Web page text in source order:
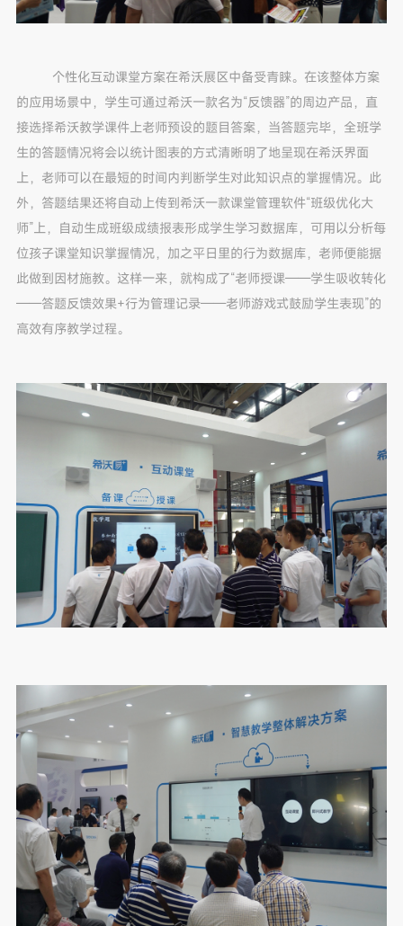
个性化互动课堂方案在希沃展区中备受青睐。在该整体方案
的应用场景中，学生可通过希沃一款名为“反馈器”的周边产品，直
接选择希沃教学课件上老师预设的题目答案，当答题完毕，全班学
生的答题情况将会以统计图表的方式清晰明了地呈现在希沃界面
上，老师可以在最短的时间内判断学生对此知识点的掌握情况。此
外，答题结果还将自动上传到希沃一款课堂管理软件“班级优化大
师”上，自动生成班级成绩报表形成学生学习数据库，可用以分析每
位孩子课堂知识掌握情况，加之平日里的行为数据库，老师便能据
此做到因材施教。这样一来，就构成了“老师授课——学生吸收转化
——答题反馈效果+行为管理记录——老师游戏式鼓励学生表现”的
高效有序教学过程。